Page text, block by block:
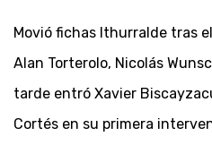
Movió fichas Ithurralde tras
Alan Torterolo, Nicolás
tarde entró Xavier
Cortés en su primera